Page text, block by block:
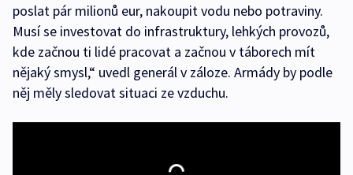
poslat pár milionů eur, nakoupit vodu nebo potraviny.
Musí se investovat do infrastruktury, lehkých provozů,
kde začnou ti lidé pracovat a začnou v táborech mít
nějaký smysl,“ uvedl generál v záloze. Armády by podle
něj měly sledovat situaci ze vzduchu.